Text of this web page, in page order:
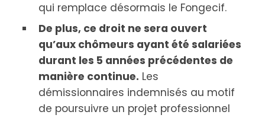
qui remplace désormais le Fongecif.
De plus, ce droit ne sera ouvert
qu’aux chômeurs ayant été salariées
durant les 5 années précédentes de
manière continue. Les
démissionnaires indemnisés au motif
de poursuivre un projet professionnel